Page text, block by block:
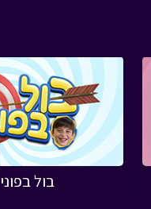
בול בפוני